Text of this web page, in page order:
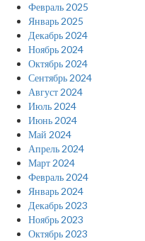
Февраль 2025
Январь 2025
Декабрь 2024
Ноябрь 2024
Октябрь 2024
Сентябрь 2024
Август 2024
Июль 2024
Июнь 2024
Май 2024
Апрель 2024
Март 2024
Февраль 2024
Январь 2024
Декабрь 2023
Ноябрь 2023
Октябрь 2023